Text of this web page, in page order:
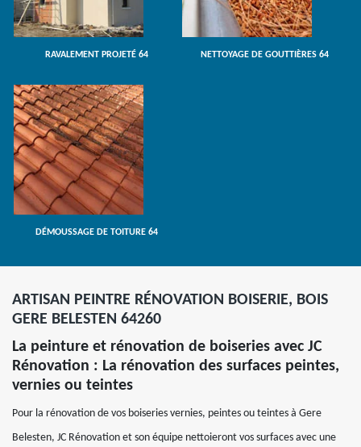
RAVALEMENT PROJETÉ 64 NETTOYAGE DE GOUTTIÈRES 64
DÉMOUSSAGE DE TOITURE 64
ARTISAN PEINTRE RÉNOVATION BOISERIE, BOIS
GERE BELESTEN 64260
La peinture et rénovation de boiseries avec JC
Rénovation : La rénovation des surfaces peintes,
vernies ou teintes
Pour la rénovation de vos boiseries vernies, peintes ou teintes à Gere
Belesten, JC Rénovation et son équipe nettoieront vos surfaces avec une